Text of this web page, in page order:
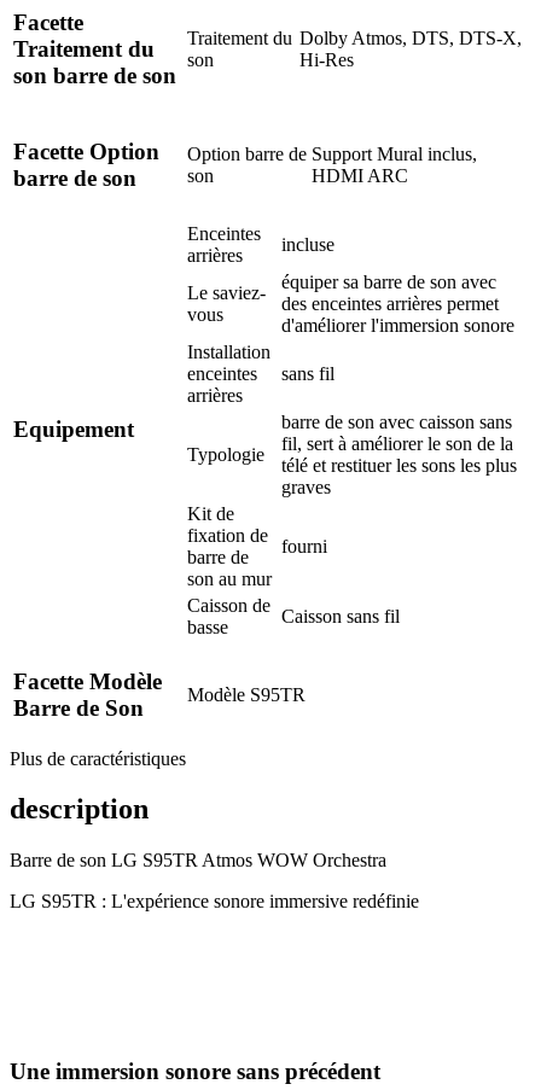
Facette
Traitement du
son barre de son
Traitement du
son
Dolby Atmos, DTS, DTS-X,
Hi-Res
Facette Option
barre de son
Option barre de
son
Support Mural inclus,
HDMI ARC
Equipement
Enceintes
arrières
incluse
Le saviez-
vous
équiper sa barre de son avec
des enceintes arrières permet
d'améliorer l'immersion sonore
Installation
enceintes
arrières
sans fil
Typologie
barre de son avec caisson sans
fil, sert à améliorer le son de la
télé et restituer les sons les plus
graves
Kit de
fixation de
barre de
son au mur
fourni
Caisson de
basse
Caisson sans fil
Facette Modèle
Barre de Son
Modèle S95TR
Plus de caractéristiques
description
Barre de son LG S95TR Atmos WOW Orchestra
LG S95TR : L'expérience sonore immersive redéfinie
Une immersion sonore sans précédent